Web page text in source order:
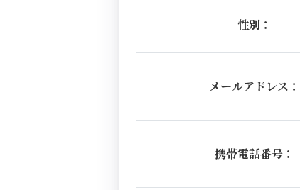
性別：
メールアドレス：
携帯電話番号：